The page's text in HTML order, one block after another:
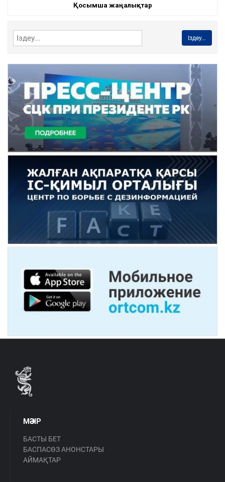
Қосымша жаңалықтар
Іздеу...
МӘЗІР
БАСТЫ БЕТ
БАСПАСӨЗ АНОНСТАРЫ
АЙМАҚТАР